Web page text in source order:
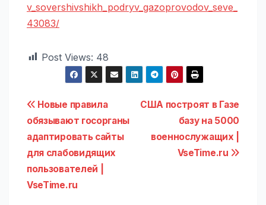
v_sovershivshikh_podryv_gazoprovodov_seve_
43083/
Post Views: 48
Навигация
по
записям
США построят в Газе
базу на 5000
военнослужащих |
VseTime.ru
Новые правила
обязывают госорганы
адаптировать сайты
для слабовидящих
пользователей |
VseTime.ru